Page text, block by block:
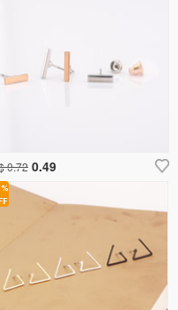
0.72 0.49